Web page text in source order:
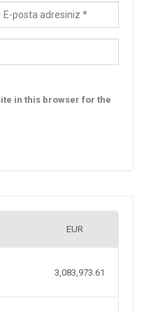
in this browser for the
EUR
3,083,973.61